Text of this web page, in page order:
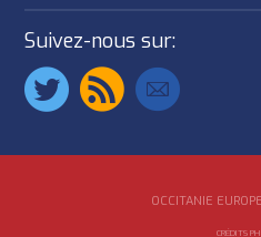
Suivez-nous sur:
OCCITANIE
CRÉDITS